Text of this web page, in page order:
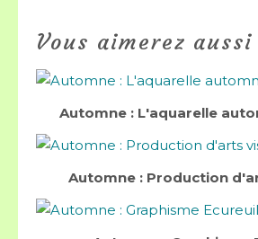
Vous aimerez
Automne : L'aquarelle
Automne : Production